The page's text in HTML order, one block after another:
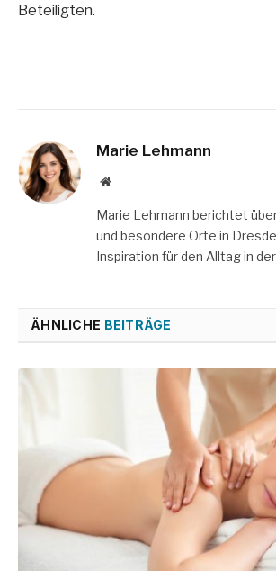
Beteiligten.
Marie Lehmann
Website
Marie Lehmann berichtet
und besondere Orte in
Inspiration für den Alltag in
ÄHNLICHE BEITRÄGE